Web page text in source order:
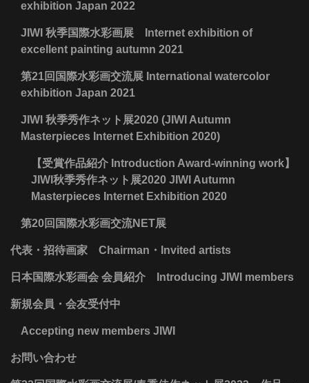
exhibition Japan 2022
JIWI 秋季国際水彩画展 Internet exhibition of
excellent painting autumn 2021
第21回国際水彩画交流展 International watercolor
exhibition Japan 2021
JIWI 秋季秀作ネット展2020 (JIWI Autumn
Masterpieces Internet Exhibition 2020)
【受賞作品紹介 Introduction Award-winning work】
JIWI秋季秀作ネット展2020 JIWI Autumn
Masterpieces Internet Exhibition 2020
第20回国際水彩画交流NET展
代表・招待画家 Chairman・Invited artists
日本国際水彩画会 会員紹介 Introducing JIWI members
新規会員・会友受付中
Accepting new members JIWI
お問い合わせ